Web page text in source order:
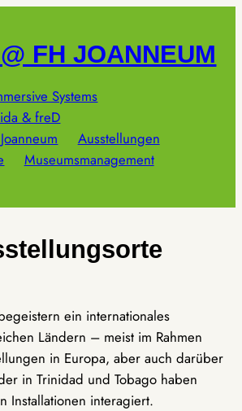
FH JOANNEUM
Systems
& freD
Ausstellungen
Museumsmanagement
ein internationales
Ländern – meist im Rahmen
in Europa, aber auch darüber
in Trinidad und Tobago haben
Installationen interagiert.